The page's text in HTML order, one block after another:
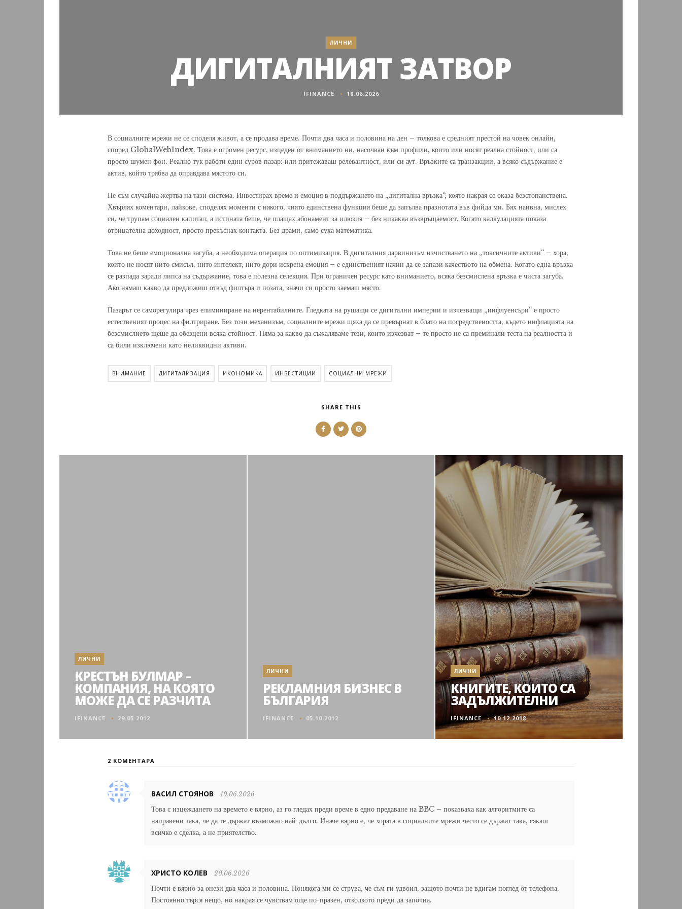
ЛИЧНИ
ДИГИТАЛНИЯТ ЗАТВОР
IFINANCE 18.06.2026
В социалните мрежи не се споделя живот, а се продава време. Почти два часа и половина на ден – толкова е средният престой на човек онлайн,
според GlobalWebIndex. Това е огромен ресурс, изцеден от вниманието ни, насочван към профили, които или носят реална стойност, или са
просто шумен фон. Реално тук работи един суров пазар: или притежаваш релевантност, или си аут. Връзките са транзакции, а всяко съдържание е
актив, който трябва да оправдава мястото си.
Не съм случайна жертва на тази система. Инвестирах време и емоция в поддържането на „дигитална връзка“, която накрая се оказа безстопанствена.
Хвърлях коментари, лайкове, споделях моменти с някого, чиято единствена функция беше да запълва празнотата във фийда ми. Бях наивна, мислех
си, че трупам социален капитал, а истината беше, че плащах абонамент за илюзия – без никаква възвръщаемост. Когато калкулацията показа
отрицателна доходност, просто прекъснах контакта. Без драми, само суха математика.
Това не беше емоционална загуба, а необходима операция по оптимизация. В дигиталния дарвинизъм изчистването на „токсичните активи“ – хора,
които не носят нито смисъл, нито интелект, нито дори искрена емоция – е единственият начин да се запази качеството на обмена. Когато една връзка
се разпада заради липса на съдържание, това е полезна селекция. При ограничен ресурс като вниманието, всяка безсмислена връзка е чиста загуба.
Ако нямаш какво да предложиш отвъд филтъра и позата, значи си просто заемаш място.
Пазарът се саморегулира чрез елиминиране на нерентабилните. Гледката на рушащи се дигитални империи и изчезващи „инфлуенсъри“ е просто
естественият процес на филтриране. Без този механизъм, социалните мрежи щяха да се превърнат в блато на посредствеността, където инфлацията на
безсмислието щеше да обезцени всяка стойност. Няма за какво да съжаляваме тези, които изчезват – те просто не са преминали теста на реалността и
са били изключени като неликвидни активи.
ВНИМАНИЕ ДИГИТАЛИЗАЦИЯ ИКОНОМИКА ИНВЕСТИЦИИ СОЦИАЛНИ МРЕЖИ
SHARE THIS
ЛИЧНИ
КРЕСТЪН БУЛМАР –
КОМПАНИЯ, НА КОЯТО
МОЖЕ ДА СЕ РАЗЧИТА
IFINANCE 29.05.2012
ЛИЧНИ
РЕКЛАМНИЯ БИЗНЕС В
БЪЛГАРИЯ
IFINANCE 05.10.2012
ЛИЧНИ
КНИГИТЕ, КОИТО СА
ЗАДЪЛЖИТЕЛНИ
IFINANCE 10.12.2018
2 КОМЕНТАРА
ВАСИЛ СТОЯНОВ 19.06.2026
Това с изцеждането на времето е вярно, аз го гледах преди време в едно предаване на BBC – показваха как алгоритмите са
направени така, че да те държат възможно най-дълго. Иначе вярно е, че хората в социалните мрежи често се държат така, сякаш
всичко е сделка, а не приятелство.
ХРИСТО КОЛЕВ 20.06.2026
Почти е вярно за онези два часа и половина. Понякога ми се струва, че съм ги удвоил, защото почти не вдигам поглед от телефона.
Постоянно търся нещо, но накрая се чувствам още по-празен, отколкото преди да започна.